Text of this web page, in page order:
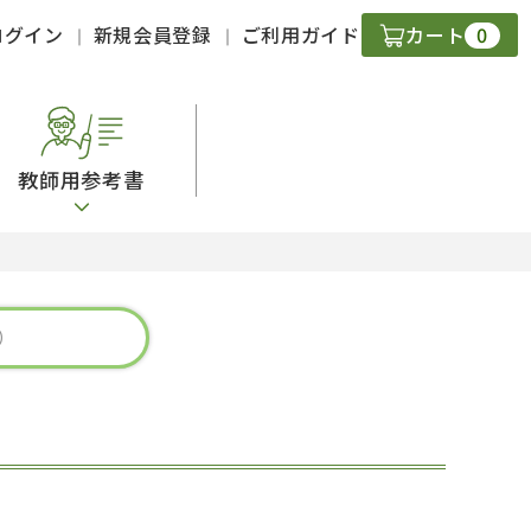
イン 新規会員登録 ご利用ガイド カート 0
教師用参考書
キル